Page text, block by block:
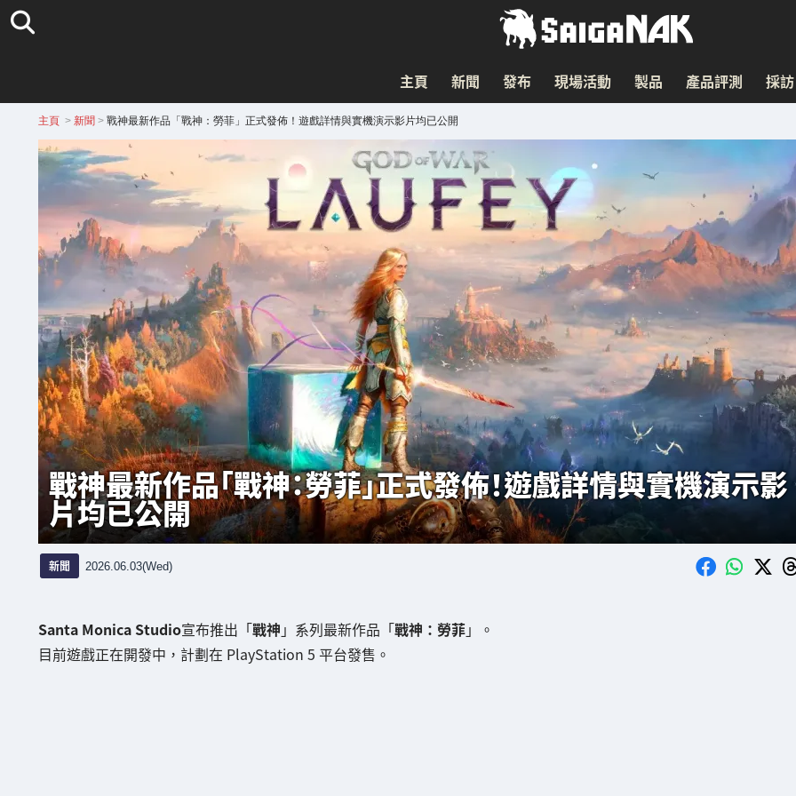
主頁 新聞 發布 現場活動 製品 產品評測 採訪
主頁 > 新聞 > 戰神最新作品「戰神：勞菲」正式發佈！遊戲詳情與實機演示影片均已公開
戰神最新作品「戰神：勞菲」正式發佈！遊戲詳情與實機演示影
片均已公開
新聞 2026.06.03(Wed)
Santa Monica Studio宣布推出「戰神 」系列最新作品「戰神：勞菲」。
目前遊戲正在開發中，計劃在 PlayStation 5 平台發售。